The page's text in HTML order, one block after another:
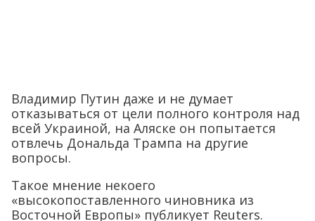
Владимир Путин даже и не думает
отказываться от цели полного контроля над
всей Украиной, на Аляске он попытается
отвлечь Дональда Трампа на другие
вопросы.
Такое мнение некоего
«высокопоставленного чиновника из
Восточной Европы» публикует Reuters.